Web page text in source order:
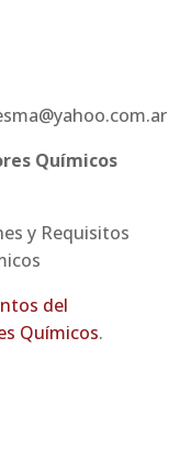
del
Químicos.